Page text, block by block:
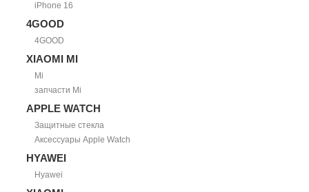
iPhone 16
4GOOD
4GOOD
XIAOMI MI
Mi
запчасти Mi
APPLE WATCH
Защитные стекла
Аксессуары Apple Watch
HYAWEI
Hyawei